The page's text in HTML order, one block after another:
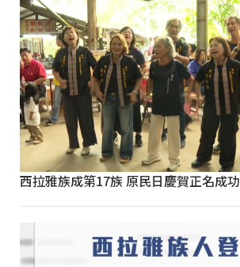
西拉雅族成第17族 原民日慶賀正名成功